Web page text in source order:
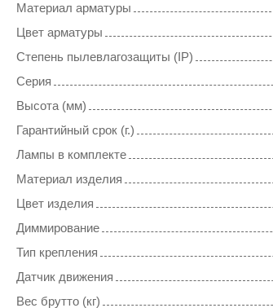
Материал арматуры
Цвет арматуры
Степень пылевлагозащиты (IP)
Серия
Высота (мм)
Гарантийный срок (г.)
Лампы в комплекте
Материал изделия
Цвет изделия
Диммирование
Тип крепления
Датчик движения
Вес брутто (кг)